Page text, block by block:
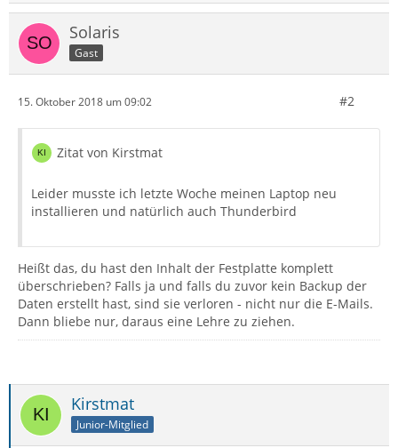
Solaris
Gast
15. Oktober 2018 um 09:02 #2
Zitat von Kirstmat
Leider musste ich letzte Woche meinen Laptop neu
installieren und natürlich auch Thunderbird
Heißt das, du hast den Inhalt der Festplatte komplett
überschrieben? Falls ja und falls du zuvor kein Backup der
Daten erstellt hast, sind sie verloren - nicht nur die E-Mails.
Dann bliebe nur, daraus eine Lehre zu ziehen.
Kirstmat
Junior-Mitglied